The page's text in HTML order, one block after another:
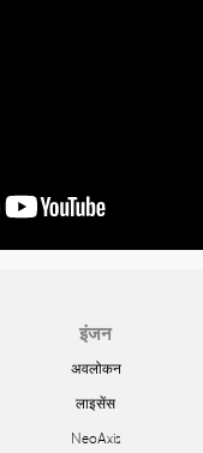
इंजन
अवलोकन
लाइसेंस
NeoAxis